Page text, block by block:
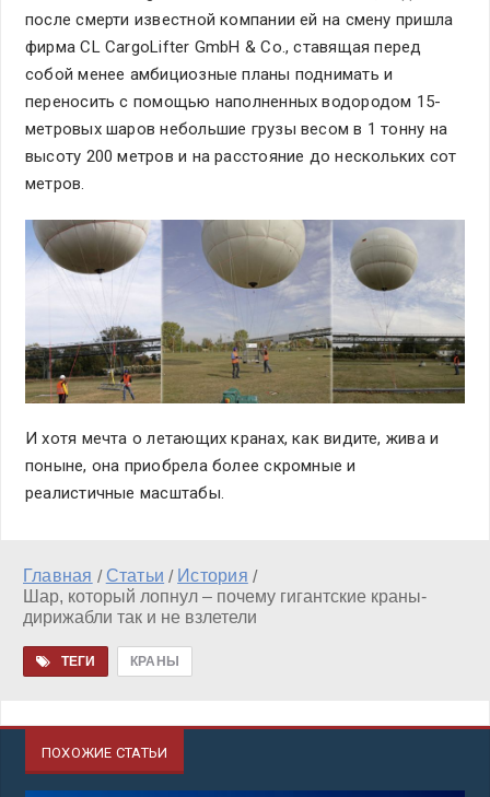
после смерти известной компании ей на смену пришла
фирма CL CargoLifter GmbH & Co., ставящая перед
собой менее амбициозные планы поднимать и
переносить с помощью наполненных водородом 15-
метровых шаров небольшие грузы весом в 1 тонну на
высоту 200 метров и на расстояние до нескольких сот
метров.
И хотя мечта о летающих кранах, как видите, жива и
поныне, она приобрела более скромные и
реалистичные масштабы.
Главная / Статьи / История /
Шар, который лопнул – почему гигантские краны-
дирижабли так и не взлетели
ТЕГИ КРАНЫ
ПОХОЖИЕ СТАТЬИ